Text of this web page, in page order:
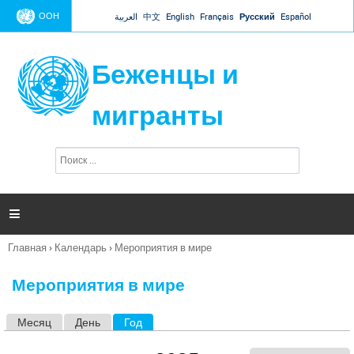
Jump to navigation
ООН العربية 中文 English Français Русский Español
Беженцы и
мигранты
п
и

Вы
Главная › Календарь › Мероприятия в мире
Мероприятия в мире
Месяц День Год